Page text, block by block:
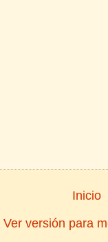
Inicio
Ver versión para